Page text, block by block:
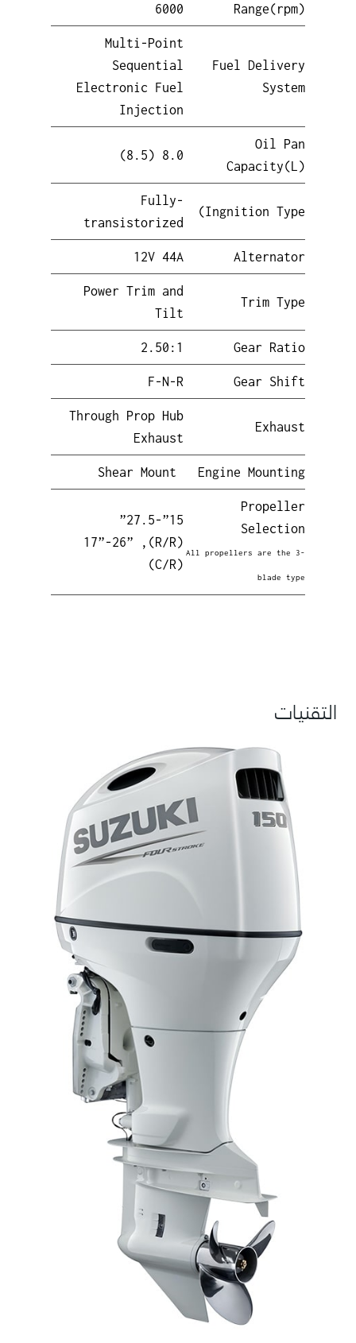
Range(rpm)
6000
Fuel Delivery
System
Multi-Point
Sequential
Electronic Fuel
Injection
Oil Pan
Capacity(L)
8.0 (8.5)
Ingnition Type)
Fully-
transistorized
Alternator
12V 44A
Trim Type
Power Trim and
Tilt
Gear Ratio
2.50:1
Gear Shift
F-N-R
Exhaust
Through Prop Hub
Exhaust
Engine Mounting
Propeller
Selection
All propellers are the 3-
blade type
15”-27.5”
(R/R), 17”-26”
(C/R)
التقنيات